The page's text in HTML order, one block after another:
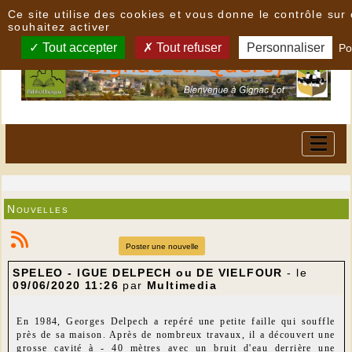
Nouvelles
Poster une nouvelle
SPELEO - IGUE DELPECH ou DE VIELFOUR - le
09/06/2020 11:26 par Multimedia
En 1984, Georges Delpech a repéré une petite faille qui souffle
près de sa maison. Après de nombreux travaux, il a découvert une
grosse cavité à - 40 mètres avec un bruit d'eau derrière une
Ce site utilise des cookies et vous donne le contrôle sur
souhaitez activer
Tout accepter Tout refuser Personnaliser